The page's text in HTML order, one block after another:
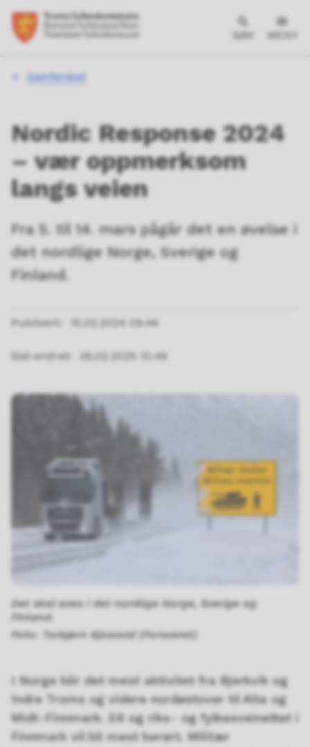
SØK MENY
Du
Samferdsel
Nordic Response 2024
– vær oppmerksom
langs veien
Fra 5. til 14. mars pågår det en øvelse i
det nordlige Norge, Sverige og
Finland.
Publisert 15.02.2024 09.46
Sist endret 26.02.2025 10.46
Det skal øves i det nordlige Norge, Sverige og
Finland.
Torbjørn Kjosvold (Forsvaret)
I Norge blir det mest aktivitet fra Bjerkvik og
Indre Troms og videre nordøstover til Alta og
Midt-Finnmark. E6 og riks- og fylkesveinettet i
Finnmark vil bli mest berørt. Militær